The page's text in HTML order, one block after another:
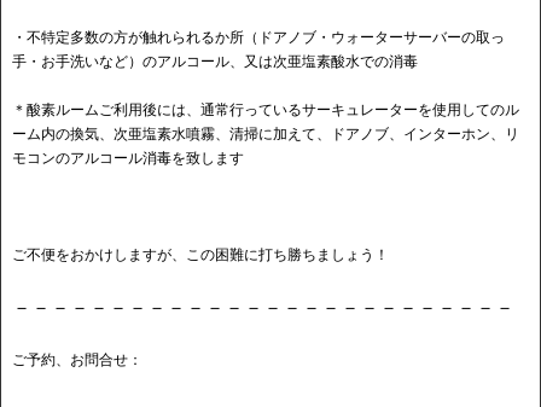
・不特定多数の方が触れられるか所（ドアノブ・ウォーターサーバーの取っ
手・お手洗いなど）のアルコール、又は次亜塩素酸水での消毒
＊酸素ルームご利用後には、通常行っているサーキュレーターを使用してのル
ーム内の換気、次亜塩素水噴霧、清掃に加えて、ドアノブ、インターホン、リ
モコンのアルコール消毒を致します
ご不便をおかけしますが、この困難に打ち勝ちましょう！
－－－－－－－－－－－－－－－－－－－－－－－－－－
ご予約、お問合せ：